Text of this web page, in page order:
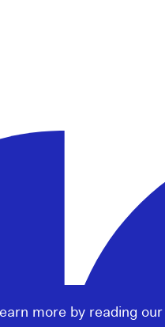
more by reading our